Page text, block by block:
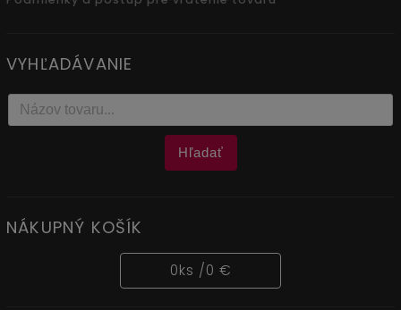
VYHĽADÁVANIE
Hľadať
NÁKUPNÝ KOŠÍK
0ks /0 €